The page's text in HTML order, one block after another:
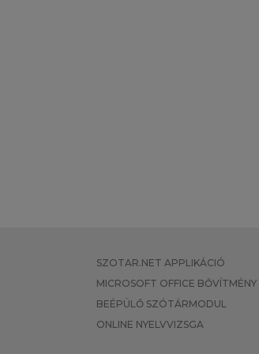
SZOTAR.NET APPLIKÁCIÓ
MICROSOFT OFFICE BŐVÍTMÉNY
BEÉPÜLŐ SZÓTÁRMODUL
ONLINE NYELVVIZSGA